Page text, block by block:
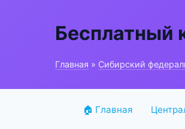
Бесплатный
Главная » Сибирский
🏠 Главная